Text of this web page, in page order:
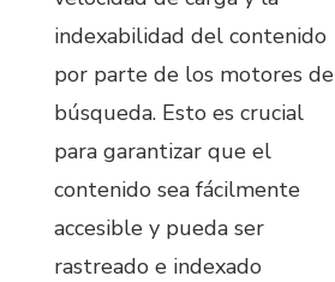
indexabilidad del contenido
por parte de los motores de
búsqueda. Esto es crucial
para garantizar que el
contenido sea fácilmente
accesible y pueda ser
rastreado e indexado